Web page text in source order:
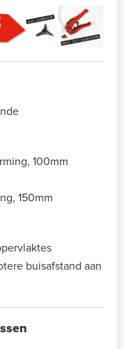
100mm
150mm
buisafstand aan